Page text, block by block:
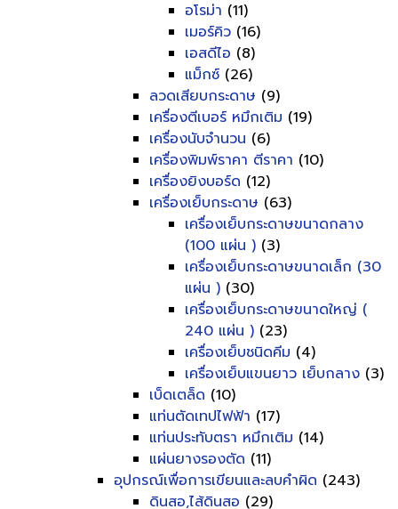
อโรม่า (11)
เมอร์คิว (16)
เอสดีไอ (8)
แม็กซ์ (26)
ลวดเสียบกระดาษ (9)
เครื่องตีเบอร์ หมึกเติม (19)
เครื่องนับจำนวน (6)
เครื่องพิมพ์ราคา ตีราคา (10)
เครื่องยิงบอร์ด (12)
เครื่องเย็บกระดาษ (63)
เครื่องเย็บกระดาษขนาดกลาง
(100 แผ่น ) (3)
เครื่องเย็บกระดาษขนาดเล็ก (30
แผ่น ) (30)
เครื่องเย็บกระดาษขนาดใหญ่ (
240 แผ่น ) (23)
เครื่องเย็บชนิดคีม (4)
เครื่องเย็บแขนยาว เย็บกลาง (3)
เบ็ดเตล็ด (10)
แท่นตัดเทปไฟฟ้า (17)
แท่นประทับตรา หมึกเติม (14)
แผ่นยางรองตัด (11)
อุปกรณ์เพื่อการเขียนและลบคำผิด (243)
ดินสอ,ไส้ดินสอ (29)